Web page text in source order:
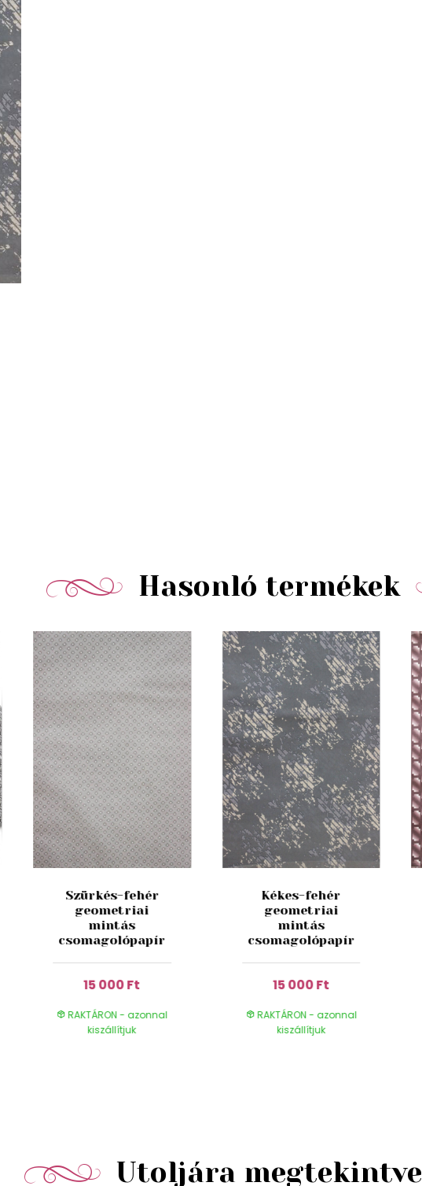
Hasonló termékek
Szürkés-fehér
geometriai
mintás
csomagolópapír
15 000 Ft
RAKTÁRON - azonnal
kiszállítjuk
Kékes-fehér
geometriai
mintás
csomagolópapír
15 000 Ft
RAKTÁRON - azonnal
kiszállítjuk
Utoljára megtekintve